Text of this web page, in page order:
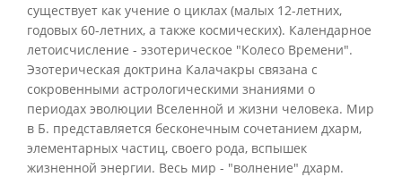
существует как учение о циклах (малых 12-летних,
годовых 60-летних, а также космических). Календарное
летоисчисление - эзотерическое "Колесо Времени".
Эзотерическая доктрина Калачакры связана с
сокровенными астрологическими знаниями о
периодах эволюции Вселенной и жизни человека. Мир
в Б. представляется бесконечным сочетанием дхарм,
элементарных частиц, своего рода, вспышек
жизненной энергии. Весь мир - "волнение" дхарм.